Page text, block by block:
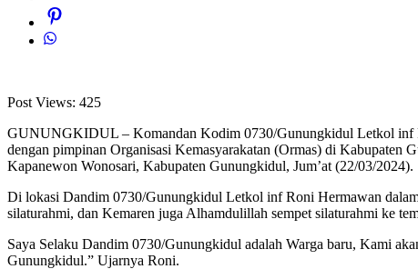
Post Views: 425
GUNUNGKIDUL – Komandan Kodim 0730/Gunungkidul Letkol inf
dengan pimpinan Organisasi Kemasyarakatan (Ormas) di
Kapanewon Wonosari, Kabupaten Gunungkidul, Jum’at (22/03/2024).
Di lokasi Dandim 0730/Gunungkidul Letkol inf Roni Hermawan dalam
silaturahmi, dan Kemaren juga Alhamdulillah sempet silaturahmi ke
Saya Selaku Dandim 0730/Gunungkidul adalah Warga baru, Kami
Gunungkidul.” Ujarnya Roni.